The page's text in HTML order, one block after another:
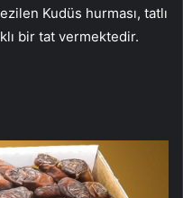
Kudüs hurması, tatlı
bir tat vermektedir.